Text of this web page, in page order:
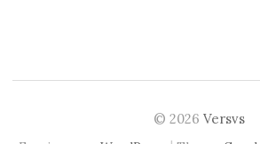
© 2026 Versvs